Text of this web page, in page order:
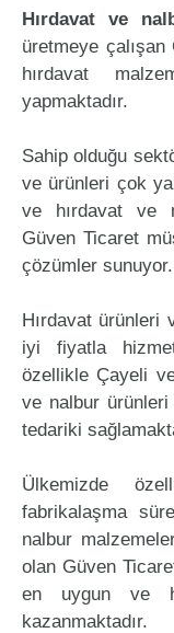
Hırdavat ve
üretmeye
hırdavat
yapmaktadır.
Sahip olduğu
ve ürünleri çok
ve hırdavat ve
Güven Ticaret
çözümler sunuyor.
Hırdavat ürünleri
iyi fiyatla
özellikle Çayeli
ve nalbur
tedariki
Ülkemizde
fabrikalaşma
nalbur
olan Güven
en uygun ve
kazanmaktadır.